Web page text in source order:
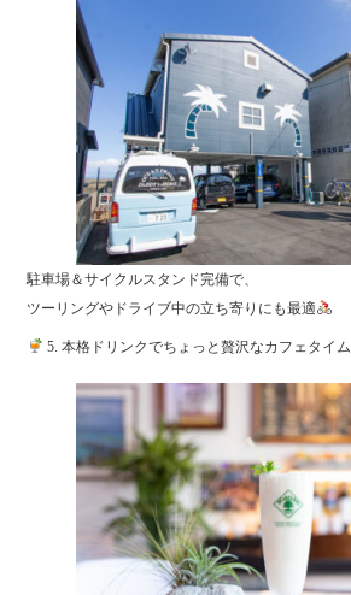
駐車場＆サイクルスタンド完備で、
ツーリングやドライブ中の立ち寄りにも最適
5. 本格ドリンクでちょっと贅沢なカフェタイム